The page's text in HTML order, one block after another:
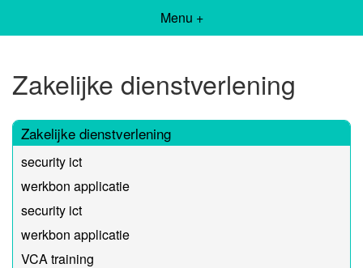
Menu +
Zakelijke dienstverlening
Zakelijke dienstverlening
security ict
werkbon applicatie
security ict
werkbon applicatie
VCA training